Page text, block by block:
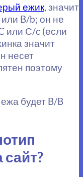
ежик, значит
B/b; он не
или С/c (если
значит
несет
поэтому
будет B/B
сайт?